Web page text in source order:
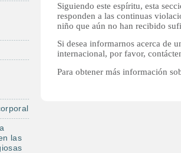
Siguiendo este espíritu, esta
responden a las continuas
niño que aún no han recibido
Si desea informarnos acerca de
internacional, por favor,
Para obtener más información
las